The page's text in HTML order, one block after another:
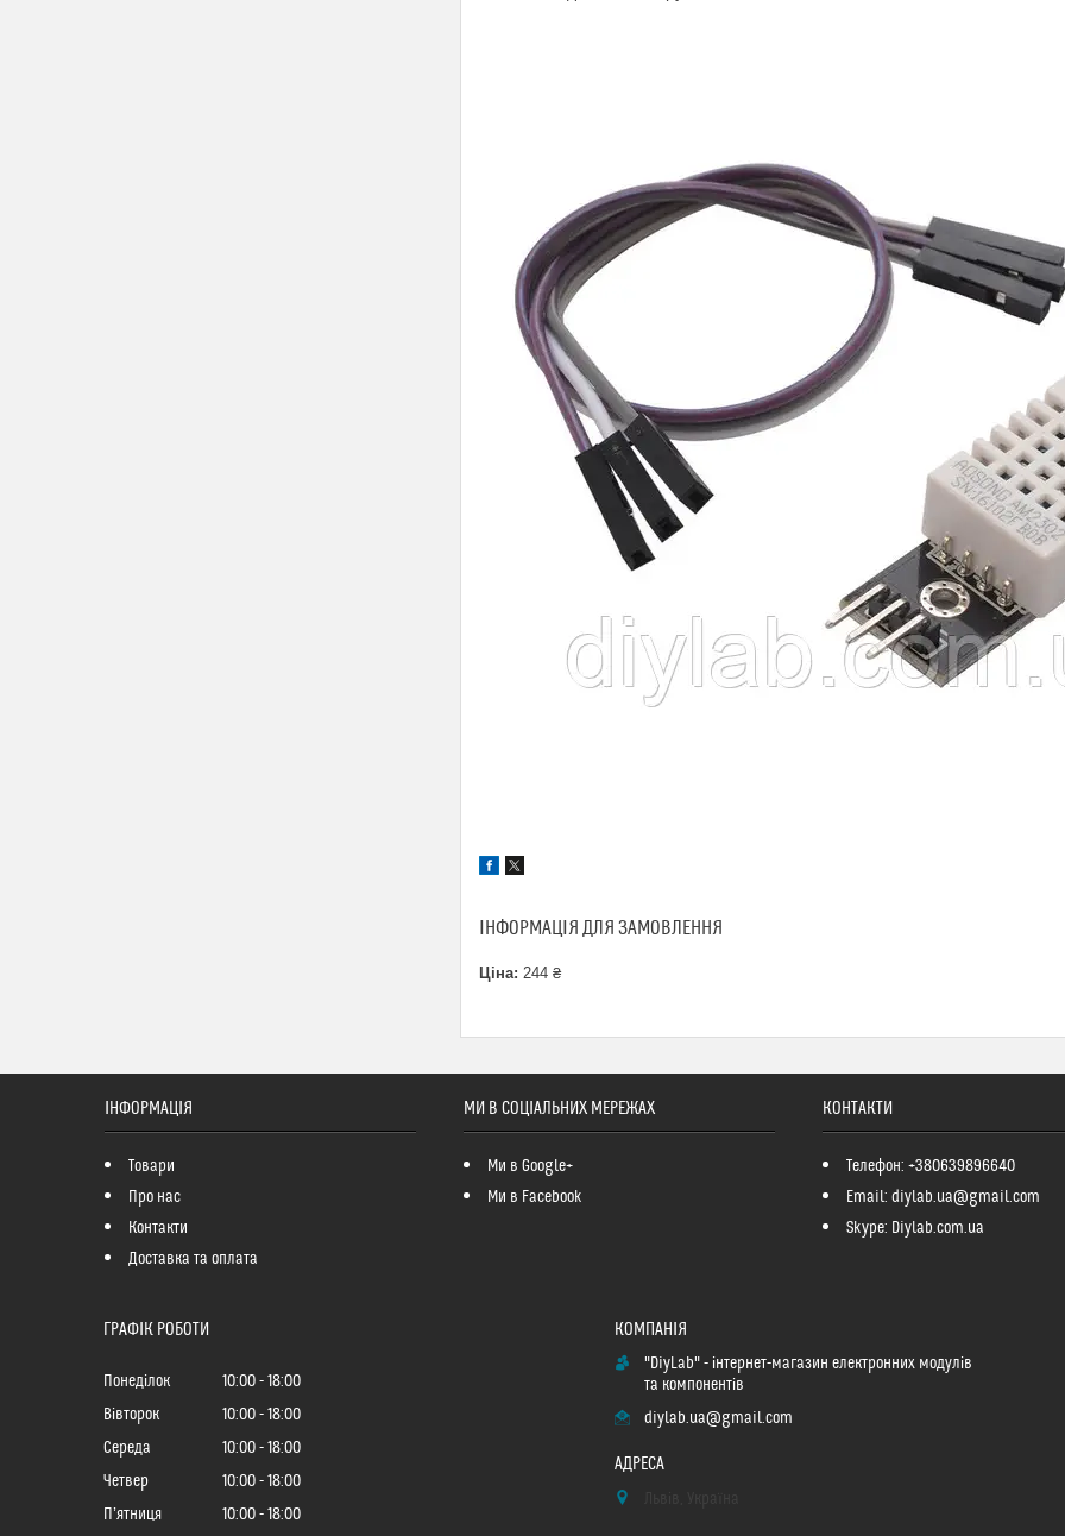
ІНФОРМАЦІЯ ДЛЯ ЗАМОВЛЕННЯ
Ціна: 244 ₴
ІНФОРМАЦІЯ
Товари
Про нас
Контакти
Доставка та оплата
МИ В СОЦІАЛЬНИХ МЕРЕЖАХ
Ми в Google+
Ми в Facebook
КОНТАКТИ
Телефон: +380639896640
Email: diylab.ua@gmail.com
Skype: Diylab.com.ua
ГРАФІК РОБОТИ
Понеділок 10:00
18:00
Вівторок
10:00
18:00
Середа
10:00
18:00
Четвер
10:00
18:00
Пʼятниця
10:00 18:00
"DiyLab" - інтернет-магазин електронних модулів
та компонентів
diylab.ua@gmail.com